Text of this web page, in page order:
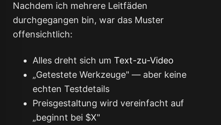
Nachdem ich mehrere Leitfäden
durchgegangen bin, war das Muster
offensichtlich:
Alles dreht sich um Text-zu-Video
„Getestete Werkzeuge" — aber keine
echten Testdetails
Preisgestaltung wird vereinfacht auf
„beginnt bei $X"